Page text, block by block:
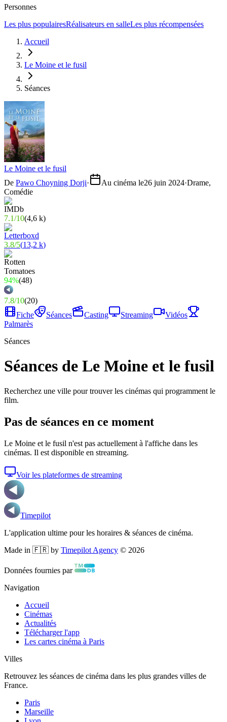
Personnes
Les plus populairesRéalisateurs en salleLes plus récompensées
Accueil
Le Moine et le fusil
Séances
Le Moine et le fusil
De Pawo Choyning Dorji· Au cinéma le26 juin 2024·Drame,
Comédie
7.1/10(4,6 k)
3.8/5(13,2 k)
94%(48)
7.8/10(20)
Fiche
Séances Casting Streaming
Vidéos
Palmarès
Séances
Séances de Le Moine et le fusil
Recherchez une ville pour trouver les cinémas qui programment le
film.
Pas de séances en ce moment
Le Moine et le fusil n'est pas actuellement à l'affiche dans les
cinémas. Il est disponible en streaming.
Voir les plateformes de streaming
Timepilot
L'application ultime pour les horaires & séances de cinéma.
Made in 🇫🇷 by Timepilot Agency © 2026
Données fournies par
Navigation
Accueil
Cinémas
Actualités
Télécharger l'app
Les cartes cinéma à Paris
Villes
Retrouvez les séances de cinéma dans les plus grandes villes de
France.
Paris
Marseille